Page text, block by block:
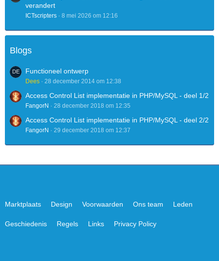
verandert
ICTscripters 8 mei 2026 om 12:16
Blogs
Functioneel ontwerp
Dees 28 december 2014 om 12:38
Access Control List implementatie in PHP/MySQL - deel 1/2
FangorN 28 december 2018 om 12:35
Access Control List implementatie in PHP/MySQL - deel 2/2
FangorN 29 december 2018 om 12:37
Marktplaats Design Voorwaarden Ons team Leden
Geschiedenis Regels Links Privacy Policy